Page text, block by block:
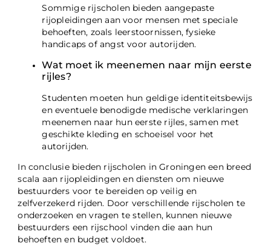
Sommige rijscholen bieden aangepaste
rijopleidingen aan voor mensen met speciale
behoeften, zoals leerstoornissen, fysieke
handicaps of angst voor autorijden.
Wat moet ik meenemen naar mijn eerste
rijles?
Studenten moeten hun geldige identiteitsbewijs
en eventuele benodigde medische verklaringen
meenemen naar hun eerste rijles, samen met
geschikte kleding en schoeisel voor het
autorijden.
In conclusie bieden rijscholen in Groningen een breed
scala aan rijopleidingen en diensten om nieuwe
bestuurders voor te bereiden op veilig en
zelfverzekerd rijden. Door verschillende rijscholen te
onderzoeken en vragen te stellen, kunnen nieuwe
bestuurders een rijschool vinden die aan hun
behoeften en budget voldoet.